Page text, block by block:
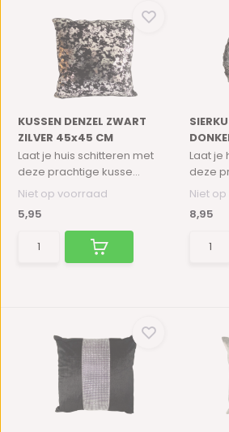
KUSSEN DENZEL ZWART
ZILVER 45x45 CM
Laat je huis schitteren met
deze prachtige kusse...
Niet op voorraad
5,95
Laat je
deze
Niet
8,95